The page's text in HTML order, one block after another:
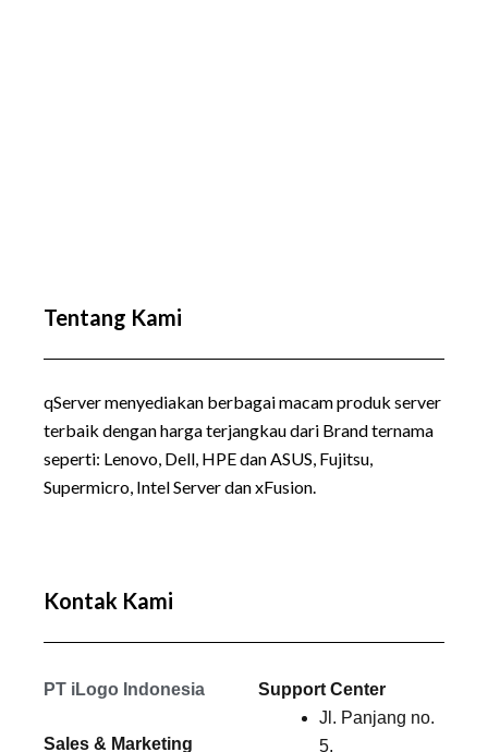
Tentang Kami
qServer menyediakan berbagai macam produk server
terbaik dengan harga terjangkau dari Brand ternama
seperti: Lenovo, Dell, HPE dan ASUS, Fujitsu,
Supermicro, Intel Server dan xFusion.
Kontak Kami
PT iLogo Indonesia
Sales & Marketing
Support Center
Jl. Panjang no.
5,